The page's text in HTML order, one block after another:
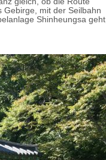
Gebirge, mit der Seilbahn
Shinheungsa geht,